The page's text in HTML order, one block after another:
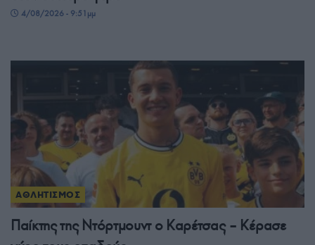
4/08/2026 - 9:51μμ
ΑΘΛΗΤΙΣΜΟΣ
Παίκτης της Ντόρτμουντ ο Καρέτσας – Κέρασε